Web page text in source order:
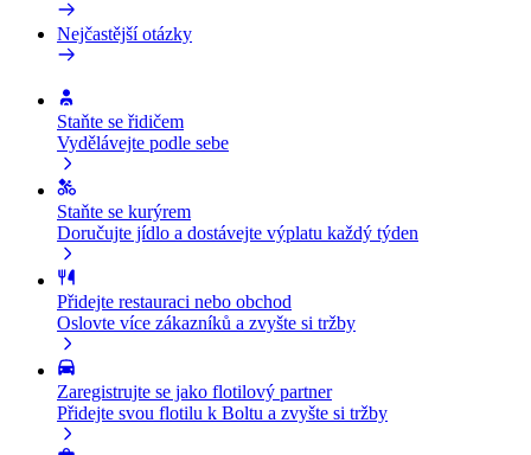
Nejčastější otázky
Staňte se řidičem
Vydělávejte podle sebe
Staňte se kurýrem
Doručujte jídlo a dostávejte výplatu každý týden
Přidejte restauraci nebo obchod
Oslovte více zákazníků a zvyšte si tržby
Zaregistrujte se jako flotilový partner
Přidejte svou flotilu k Boltu a zvyšte si tržby